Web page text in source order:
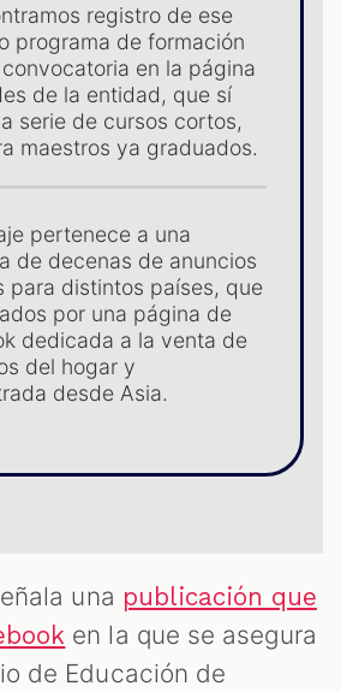
registro de ese
programa de formación
en la página
de la entidad, que sí
serie de cursos cortos,
maestros ya graduados.
pertenece a una
de decenas de anuncios
para distintos países, que
por una página de
dedicada a la venta de
del hogar y
desde Asia.
una publicación que
en la que se asegura
de Educación de